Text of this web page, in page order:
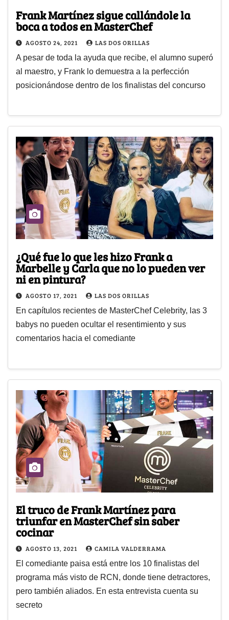
Frank Martínez sigue callándole la
boca a todos en MasterChef
AGOSTO 24, 2021 LAS DOS ORILLAS
A pesar de toda la ayuda que recibe, el alumno superó
al maestro, y Frank lo demuestra a la perfección
posicionándose dentro de los finalistas del concurso
¿Qué fue lo que les hizo Frank a
Marbelle y Carla que no lo pueden ver
ni en pintura?
AGOSTO 17, 2021 LAS DOS ORILLAS
En capítulos recientes de MasterChef Celebrity, las 3
babys no pueden ocultar el resentimiento y sus
comentarios hacia el comediante
El truco de Frank Martínez para
triunfar en MasterChef sin saber
cocinar
AGOSTO 13, 2021 CAMILA VALDERRAMA
El comediante paisa está entre los 10 finalistas del
programa más visto de RCN, donde tiene detractores,
pero también aliados. En esta entrevista cuenta su
secreto